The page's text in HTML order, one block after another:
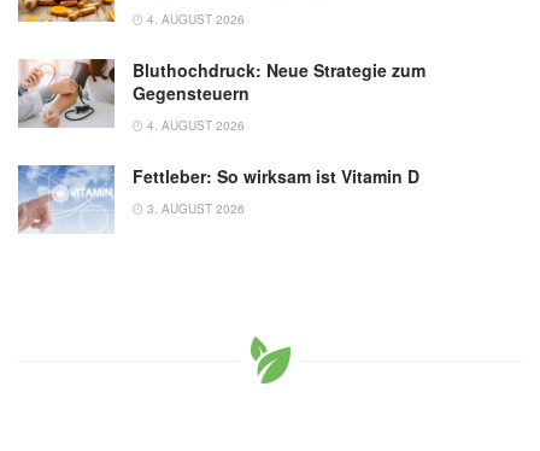
4. AUGUST 2026
Bluthochdruck: Neue Strategie zum
Gegensteuern
4. AUGUST 2026
Fettleber: So wirksam ist Vitamin D
3. AUGUST 2026